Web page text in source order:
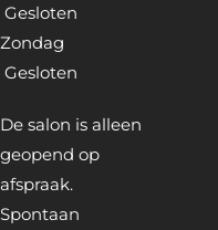
Gesloten
Zondag
Gesloten
De salon is alleen
geopend op
afspraak.
Spontaan